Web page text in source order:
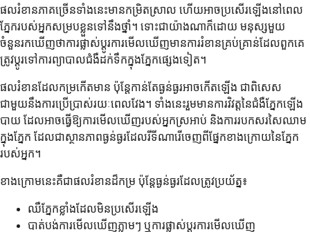
ផលរំខានភាគច្រើនទាំងនេះមានកម្រិតស្រាល ហើយអាចប្រសើរឡើងនៅពេល
ភ្នែករបស់អ្នកសម្របខ្លួនទៅនឹងថ្នាំ។ ទោះជាយ៉ាងណាក៏ដោយ មនុស្សមួយ
ចំនួនរកឃើញថាការផ្លាស់ប្តូរការមើលឃើញមានការរំខានគ្រប់គ្រាន់ដែលពួកគេ
ត្រូវប្តូរទៅការព្យាបាលជំងឺដក់ទឹកក្នុងភ្នែកផ្សេងទៀត។
ផលរំខានដែលកម្រកើតមាន ប៉ុន្តែកាន់តែធ្ងន់ធ្ងរអាចកើតឡើង ជាពិសេស
ជាមួយនឹងការប្រើប្រាស់រយៈពេលវែង។ ទាំងនេះរួមមានការវិវត្តនៃជំងឺភ្នែកឡើង
បាយ ដែលអាចធ្វើឱ្យការមើលឃើញរបស់អ្នកស្រអាប់ និងការរបកសរសៃឈាម
ក្នុងភ្នែក ដែលជាស្ថានភាពធ្ងន់ធ្ងរដែលរីទីណារើចេញពីផ្នែកខាងក្រោយនៃភ្នែក
របស់អ្នក។
ខាងក្រោមនេះគឺជាផលរំខានដ៏កម្រ ប៉ុន្តែធ្ងន់ធ្ងរដែលត្រូវប្រយ័ត្ន៖
ឈឺភ្នែកខ្លាំងដែលមិនប្រសើរឡើង
បាត់បង់ការមើលឃើញភ្លាមៗ ឬការផ្លាស់ប្តូរការមើលឃើញ